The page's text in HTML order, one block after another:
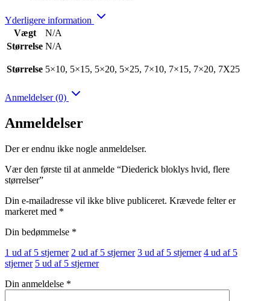
Yderligere information
Vægt
N/A
Størrelse N/A
Størrelse 5×10, 5×15, 5×20, 5×25, 7×10, 7×15, 7×20, 7X25
Anmeldelser (0)
Anmeldelser
Der er endnu ikke nogle anmeldelser.
Vær den første til at anmelde “Diederick bloklys hvid, flere
størrelser”
Din e-mailadresse vil ikke blive publiceret. Krævede felter er
markeret med *
Din bedømmelse *
1 ud af 5 stjerner 2 ud af 5 stjerner 3 ud af 5 stjerner 4 ud af 5
stjerner 5 ud af 5 stjerner
Din anmeldelse *